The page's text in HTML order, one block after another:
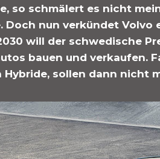
so schmälert es nicht
Doch nun verkündet Volvo
will der schwedische
bauen und verkaufen.
Hybride, sollen dann nicht